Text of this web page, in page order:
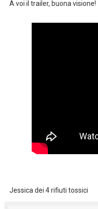
Segreti e curiosità
A voi il trailer, buona visione!
Jessica dei 4 rifiuti tossici